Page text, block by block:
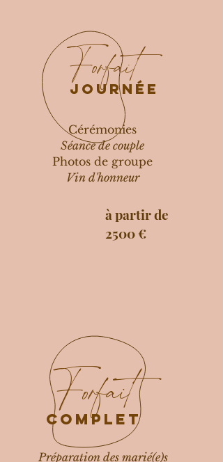
journée
Forfait
à partir de
2500 €
Cérémonies
Séance de couple
Photos de groupe
Vin d'honneur
complet
Forfait
Préparation des marié(e)s